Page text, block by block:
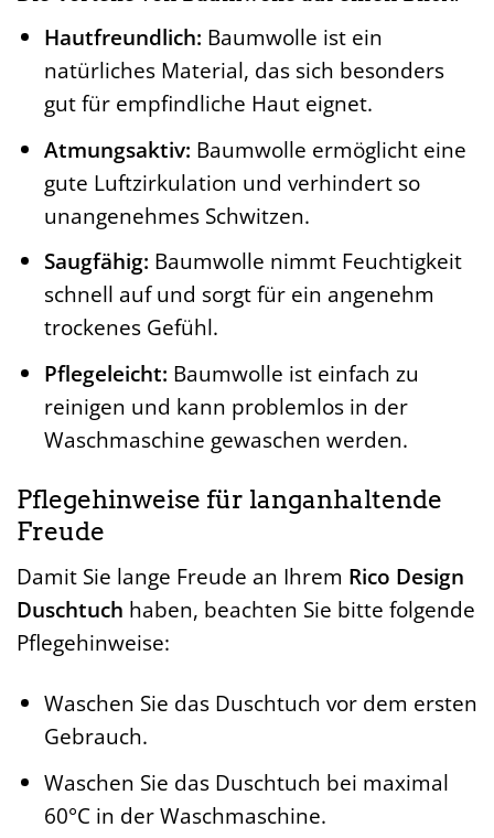
Hautfreundlich: Baumwolle ist ein
natürliches Material, das sich besonders
gut für empfindliche Haut eignet.
Atmungsaktiv: Baumwolle ermöglicht eine
gute Luftzirkulation und verhindert so
unangenehmes Schwitzen.
Saugfähig: Baumwolle nimmt Feuchtigkeit
schnell auf und sorgt für ein angenehm
trockenes Gefühl.
Pflegeleicht: Baumwolle ist einfach zu
reinigen und kann problemlos in der
Waschmaschine gewaschen werden.
Pflegehinweise für langanhaltende
Freude
Damit Sie lange Freude an Ihrem Rico Design
Duschtuch haben, beachten Sie bitte folgende
Pflegehinweise:
Waschen Sie das Duschtuch vor dem ersten
Gebrauch.
Waschen Sie das Duschtuch bei maximal
60°C in der Waschmaschine.